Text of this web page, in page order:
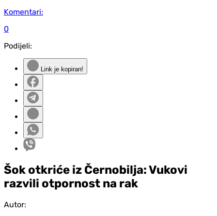
Komentari:
0
Podijeli:
Link je kopiran!
Šok otkriće iz Černobilja: Vukovi
razvili otpornost na rak
Autor: